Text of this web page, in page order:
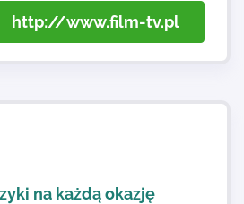
http://www.film-tv.pl
na każdą okazję